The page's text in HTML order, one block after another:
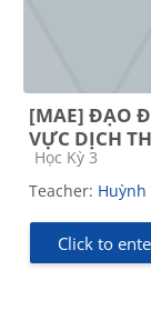
[MAE] ĐẠO
VỰC DỊCH
Course category
Học Kỳ 3
Teacher: Huỳnh
Click to